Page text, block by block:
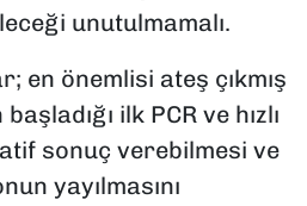
unutulmamalı.
en önemlisi ateş çıkmış
ilk PCR ve hızlı
sonuç verebilmesi ve
yayılmasını